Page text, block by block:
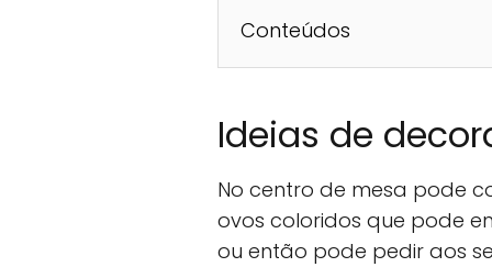
Conteúdos
Ideias de
No centro de mesa pode
ovos coloridos que pode
ou então pode pedir aos